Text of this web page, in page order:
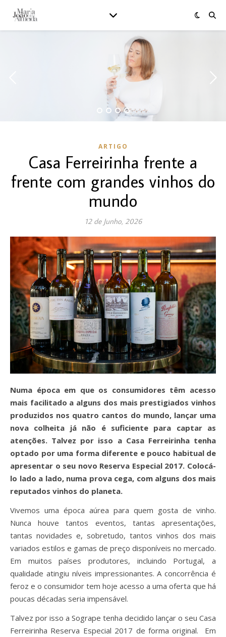
ARTIGO
Casa Ferreirinha frente a
frente com grandes vinhos do
mundo
12 de Junho, 2026
Numa época em que os consumidores têm acesso
mais facilitado a alguns dos mais prestigiados vinhos
produzidos nos quatro cantos do mundo, lançar uma
nova colheita já não é suficiente para captar as
atenções. Talvez por isso a Casa Ferreirinha tenha
optado por uma forma diferente e pouco habitual de
apresentar o seu novo Reserva Especial 2017. Colocá-
lo lado a lado, numa prova cega, com alguns dos mais
reputados vinhos do planeta.
Vivemos uma época aúrea para quem gosta de vinho.
Nunca houve tantos eventos, tantas apresentações,
tantas novidades e, sobretudo, tantos vinhos dos mais
variados estilos e gamas de preço disponíveis no mercado.
Em muitos países produtores, incluindo Portugal, a
qualidade atingiu níveis impressionantes. A concorrência é
feroz e o consumidor tem hoje acesso a uma oferta que há
poucas décadas seria impensável.
Talvez por isso a Sogrape tenha decidido lançar o seu Casa
Ferreirinha Reserva Especial 2017 de forma original. Em